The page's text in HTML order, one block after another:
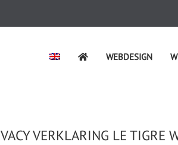
WEBDESIGN
VERKLARING LE TIGRE